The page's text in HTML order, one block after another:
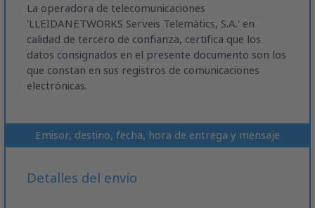
La operadora de telecomunicaciones
'LLEIDANETWORKS Serveis Telemàtics, S.A.' en
calidad de tercero de confianza, certifica que los
datos consignados en el presente documento son los
que constan en sus registros de comunicaciones
electrónicas.
Emisor, destino, fecha, hora de entrega y mensaje
Detalles del envío